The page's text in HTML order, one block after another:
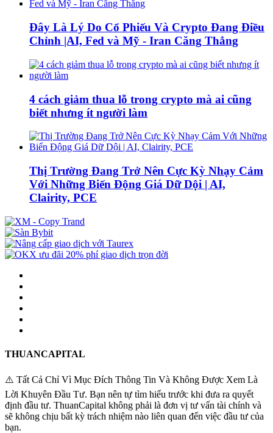
Đây Là Lý Do Cổ Phiếu Và Crypto Đang Điều
Chỉnh |AI, Fed và Mỹ - Iran Căng Thẳng
4 cách giảm thua lỗ trong crypto mà ai cũng
biết nhưng ít người làm
Thị Trường Đang Trở Nên Cực Kỳ Nhạy Cảm
Với Những Biến Động Giá Dữ Dội | AI,
Clairity, PCE
THUANCAPITAL
⚠️ Tất Cả Chỉ Vì Mục Đích Thông Tin Và Không Được Xem Là
Lời Khuyên Đầu Tư. Bạn nên tự tìm hiểu trước khi đưa ra quyết
định đầu tư. ThuanCapital không phải là đơn vị tư vấn tài chính và
sẽ không chịu bất kỳ trách nhiệm nào liên quan đến việc đầu tư của
bạn.